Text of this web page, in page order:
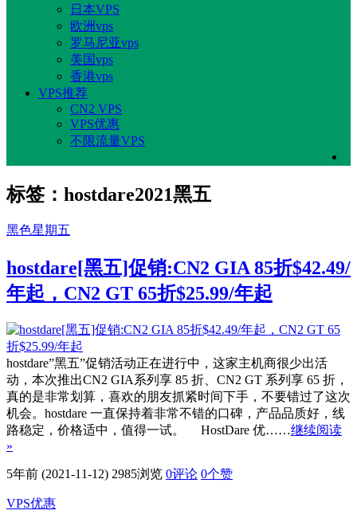
日本VPS
欧洲vps
罗马尼亚vps
美国vps
香港vps
VPS推荐
CN2 VPS
VPS优惠
不限流量VPS
标签：hostdare2021黑五
黑色星期五
hostdare[黑五]促销:CN2 GIA 85折$42.49/
年起，CN2 GT 65折$25.99/年起
hostdare”黑五”促销活动正在进行中，这家主机商很少出活
动，本次推出CN2 GIA系列享 85 折、CN2 GT 系列享 65 折，
真的是非常划算，喜欢的朋友抓紧时间下手，不要错过了这次
机会。hostdare 一直保持着非常不错的口碑，产品品质好，线
路稳定，价格适中，值得一试。 HostDare 优……继续阅读
»
5年前 (2021-11-12) 2985浏览 0评论 0个赞
VPS优惠